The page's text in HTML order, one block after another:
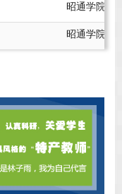
昭通学院
昭通学院